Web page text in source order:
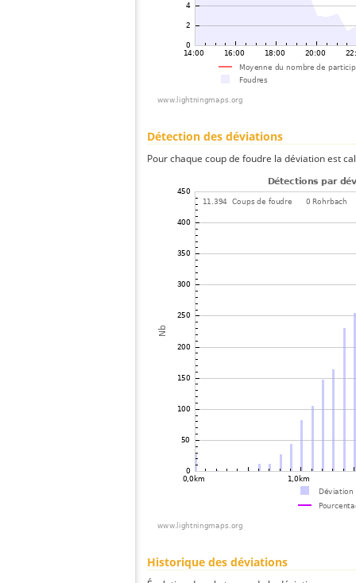
Détection des déviations
Pour chaque coup de foudre la déviation est
Historique des déviations